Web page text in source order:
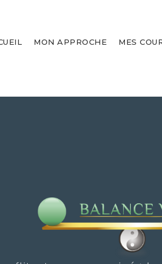
MON APPROCHE MES